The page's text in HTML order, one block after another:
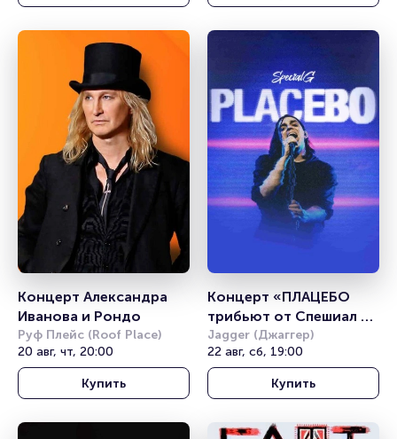
Концерт Александра
Иванова и Рондо
Руф Плейс (Roof Place)
20 авг, чт, 20:00
Купить
Концерт «ПЛАЦЕБО
трибьют от Спешиал
Джи» (PLACEBO tribute
By Special G)
Jagger (Джаггер)
22 авг, сб, 19:00
Купить